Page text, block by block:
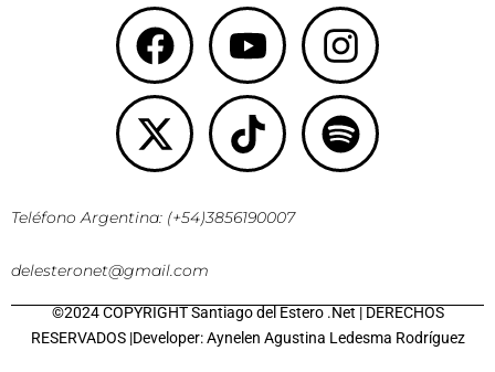
Facebook
Youtube
X-
twitter
TiktokSpotify
Teléfono Argentina: (+54)3856190007
delesteronet@gmail.com
©2024 COPYRIGHT Santiago del Estero .Net | DERECHOS
RESERVADOS |Developer: Aynelen Agustina Ledesma Rodríguez